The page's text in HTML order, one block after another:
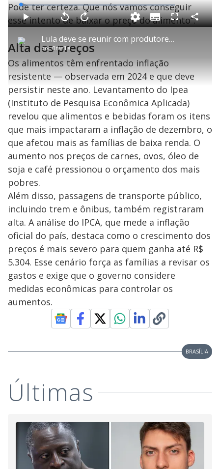
Pode ter certeza. Que nós vamos conseguir
esse intento de baixar o preço do alimento”.
P
l
a
y
V
i
d
e
o
Lula deve se reunir com produtores e donos de supermercados para tentar diminuir preço dos alimentos
porBrasília
P V
t
a
r
1
g
u
d
o
s
A
n
ç
a
r
0
e
g
n
d
s
u
d
L
o
a
d
e
:
3
.
1
%
S
u
b
i
t
F C
o
Alta dos preços
Os alimentos têm enfrentado inflação
resistente — observada em 2024 e que deve
persistir neste ano. Levantamento do Ipea
(Instituto de Pesquisa Econômica Aplicada)
revelou que alimentos e bebidas foram os itens
que mais impactaram a inflação de dezembro, o
que afetou mais as famílias de baixa renda. O
aumento nos preços de carnes, ovos, óleo de
soja e café pressionou o orçamento dos mais
pobres.
Além disso, passagens de transporte público,
incluindo trem e ônibus, também registraram
alta. A análise do IPCA, que mede a inflação
oficial do país, destaca como o crescimento dos
preços é mais severo para quem ganha até R$
5.304. Esse cenário força as famílias a revisar os
gastos e exige que o governo considere
medidas econômicas para controlar os
aumentos.
BRASÍLIA
Últimas